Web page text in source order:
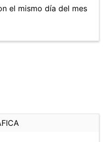
el mismo día del mes